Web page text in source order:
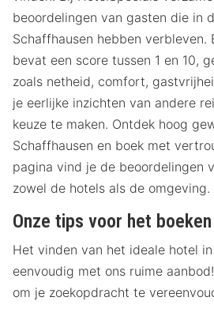
beoordelingen van gasten die in
Schaffhausen hebben verbleven.
bevat een score tussen 1 en 10,
zoals netheid, comfort,
je eerlijke inzichten van andere
keuze te maken. Ontdek hoog
Schaffhausen en boek met
pagina vind je de beoordelingen
zowel de hotels als de omgeving.
Onze tips voor het boeken
Het vinden van het ideale hotel
eenvoudig met ons ruime
om je zoekopdracht te